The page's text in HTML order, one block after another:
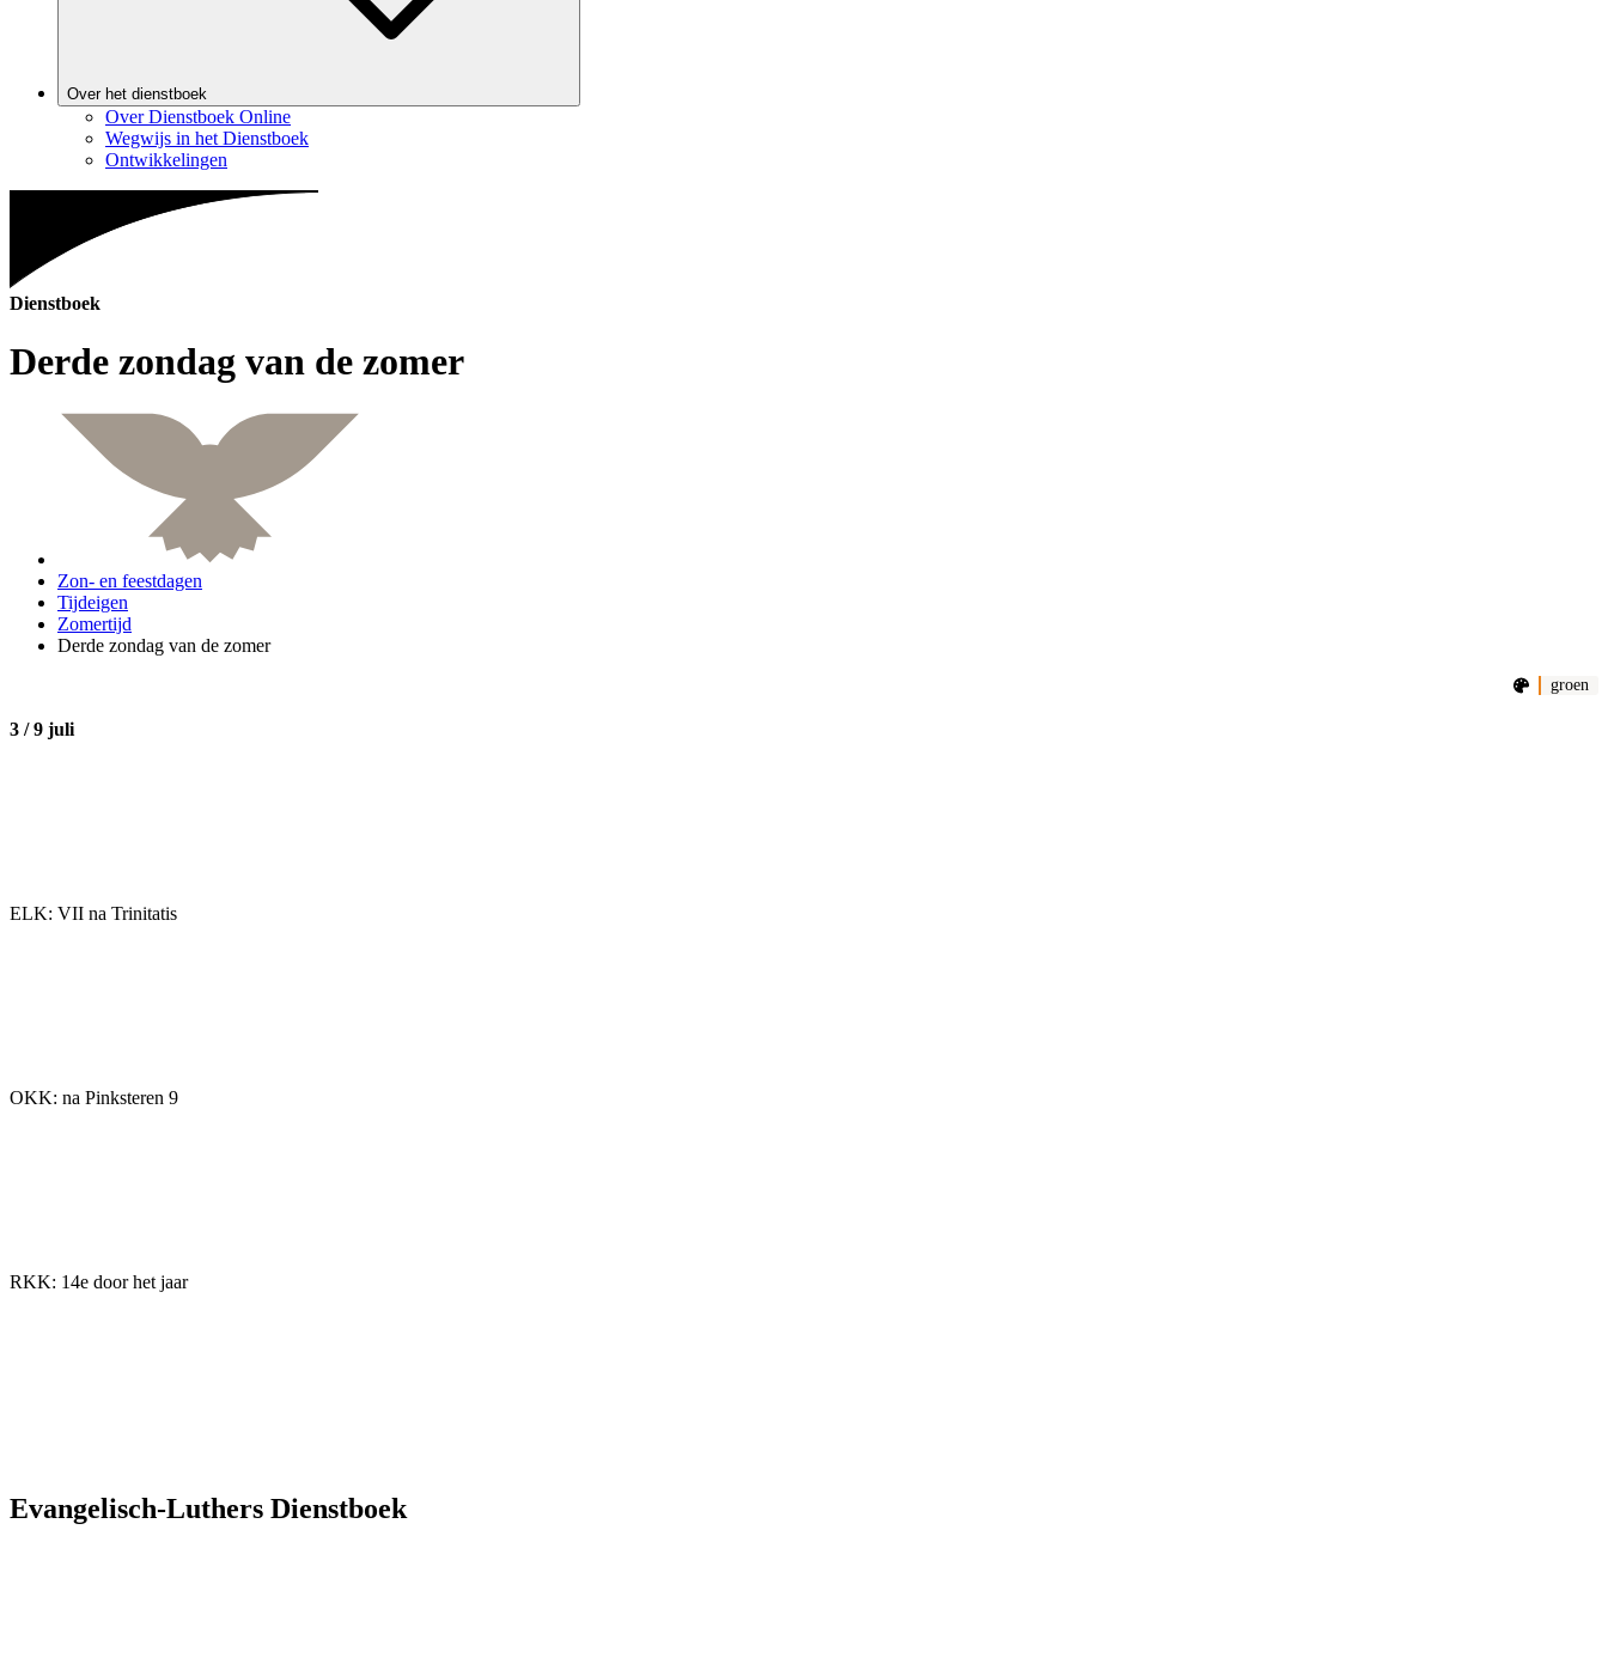
Over het dienstboek
Over Dienstboek Online
Wegwijs in het Dienstboek
Ontwikkelingen
Dienstboek
Derde zondag van de zomer
Zon- en feestdagen
Tijdeigen
Zomertijd
Derde zondag van de zomer
groen
3 / 9 juli
ELK: VII na Trinitatis
OKK: na Pinksteren 9
RKK: 14e door het jaar
Evangelisch-Luthers Dienstboek